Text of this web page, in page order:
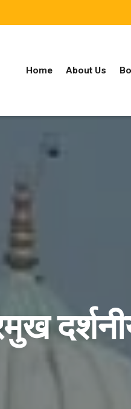
Home About Us